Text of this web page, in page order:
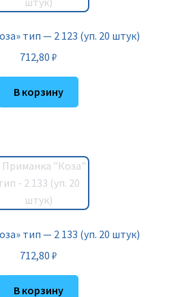
тип — 2 123 (уп. 20 штук)
712,80 ₽
В корзину
тип — 2 133 (уп. 20 штук)
712,80 ₽
В корзину